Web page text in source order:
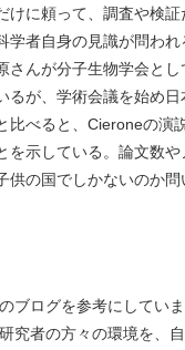
に頼って、調査や検
学者自身の見識が問わ
んが分子生物学会と
るが、学術会議を始め
比べると、Cieroneの演
を示している。論文数
の国でしかないのか
ブログを参考にしてい
究者の方々の環境を、